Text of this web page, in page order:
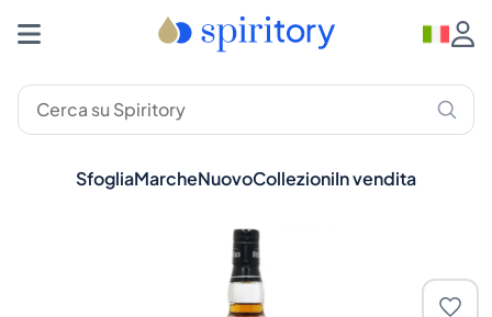
SfogliaMarcheNuovoCollezioniIn vendita